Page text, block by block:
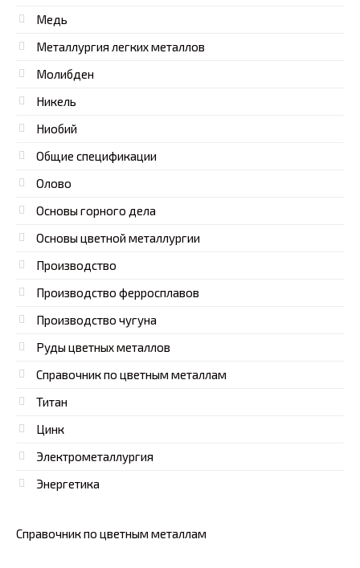
Медь
Металлургия легких металлов
Молибден
Никель
Ниобий
Общие спецификации
Олово
Основы горного дела
Основы цветной металлургии
Производство
Производство ферросплавов
Производство чугуна
Руды цветных металлов
Справочник по цветным металлам
Титан
Цинк
Электрометаллургия
Энергетика
Справочник по цветным металлам